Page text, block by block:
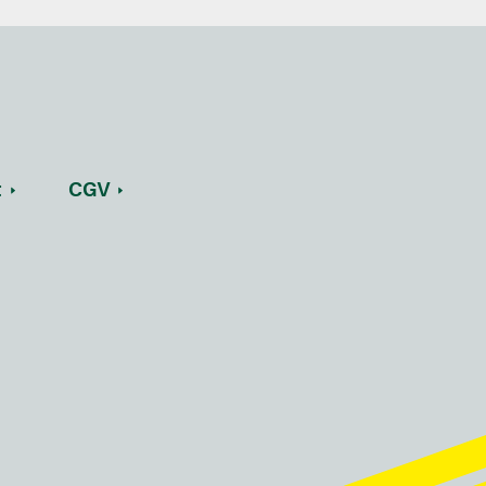
CGV